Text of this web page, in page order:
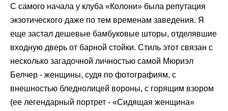
С самого начала у клуба «Колони» была репутация
экзотического даже по тем временам заведения. Я
еще застал дешевые бамбуковые шторы, отделявшие
входную дверь от барной стойки. Стиль этот связан с
несколько загадочной личностью самой Мюриэл
Белчер - женщины, судя по фотографиям, с
внешностью бледнолицей вороны, с горящим взором
(ее легендарный портрет - «Сидящая женщина»